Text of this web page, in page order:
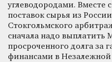
углеводородами. Вместе
поставок сырья из
Стокгольмского
сначала надо выплатить
просроченного долга за
финансами в